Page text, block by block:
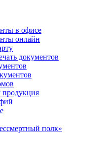
в офисе
онлайн
документов
продукция
полк»